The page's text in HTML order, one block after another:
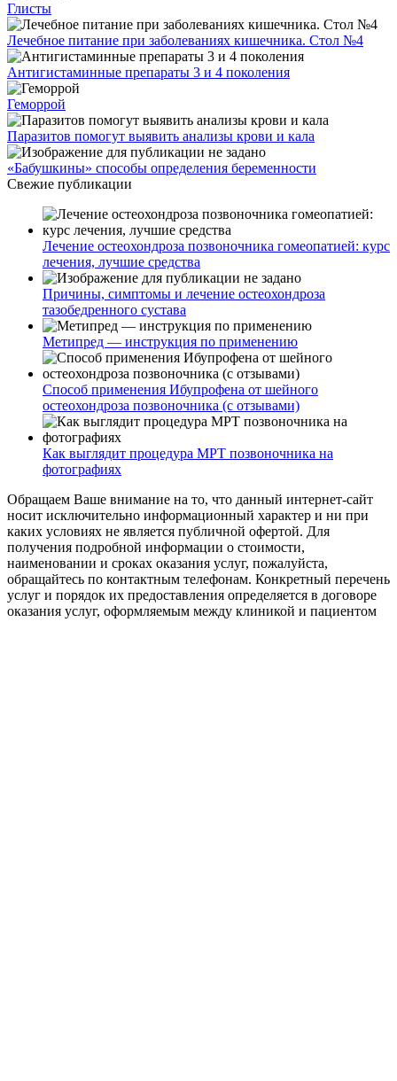
Глисты
Лечебное питание при заболеваниях кишечника. Стол №4
Антигистаминные препараты 3 и 4 поколения
Геморрой
Паразитов помогут выявить анализы крови и кала
«Бабушкины» способы определения беременности
Свежие публикации
Лечение остеохондроза позвоночника гомеопатией: курс
лечения, лучшие средства
Причины, симптомы и лечение остеохондроза
тазобедренного сустава
Метипред — инструкция по применению
Способ применения Ибупрофена от шейного
остеохондроза позвоночника (с отзывами)
Как выглядит процедура МРТ позвоночника на
фотографиях
Обращаем Ваше внимание на то, что данный интернет-сайт
носит исключительно информационный характер и ни при
каких условиях не является публичной офертой. Для
получения подробной информации о стоимости,
наименовании и сроках оказания услуг, пожалуйста,
обращайтесь по контактным телефонам. Конкретный перечень
услуг и порядок их предоставления определяется в договоре
оказания услуг, оформляемым между клиникой и пациентом